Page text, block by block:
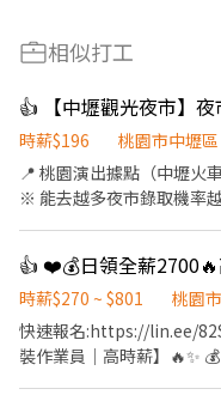
相似打工
時薪$196
桃園市中壢區
📍 桃園演出據點（中壢火
※ 能去越多夜市錄取機率
夜市時薪250元 🚇 交通：中壢火車站商圈，公車轉乘方便，下課下
班順路上工。 班表上沒有列出的夜市或場地也能報名嗎？當然可
以！ 只要您有想去的夜市
詢，我們都可以為您協調
時薪$270 ~ $801
桃園
快速報名:https://lin.ee/
裝作業員｜高時薪】🔥✨